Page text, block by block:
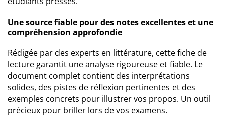
Une source fiable pour des notes excellentes et une
compréhension approfondie
Rédigée par des experts en littérature, cette fiche de
lecture garantit une analyse rigoureuse et fiable. Le
document complet contient des interprétations
solides, des pistes de réflexion pertinentes et des
exemples concrets pour illustrer vos propos. Un outil
précieux pour briller lors de vos examens.